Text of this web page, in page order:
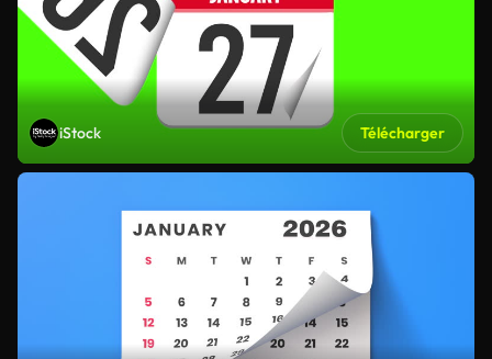
iStock Télécharger